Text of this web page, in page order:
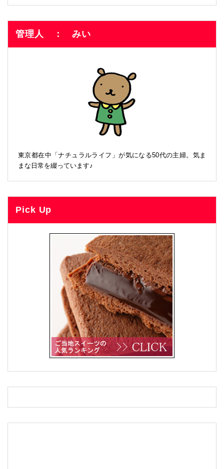
管理人 ： みい
東京都在中「ナチュラルライフ」が気になる50代の主婦。気ま
まな日常を綴っています♪
Pick Up